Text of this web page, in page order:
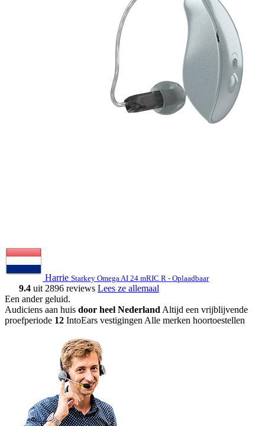
Harrie Starkey Omega AI 24 mRIC R - Oplaadbaar
9.4 uit 2896 reviews Lees ze allemaal
Een ander geluid.
Audiciens aan huis door heel Nederland Altijd een vrijblijvende
proefperiode 12 IntoEars vestigingen Alle merken hoortoestellen